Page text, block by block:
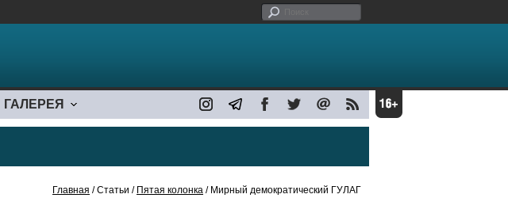
ГАЛЕРЕЯ
Главная / Статьи / Пятая колонка / Мирный демократический ГУЛАГ